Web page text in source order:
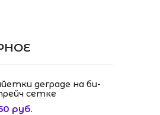
деграде на би-
сетке
руб.